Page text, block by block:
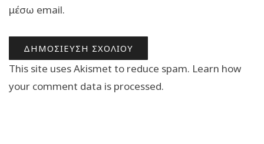
μέσω email.
This site uses Akismet to reduce spam. Learn how
your comment data is processed.